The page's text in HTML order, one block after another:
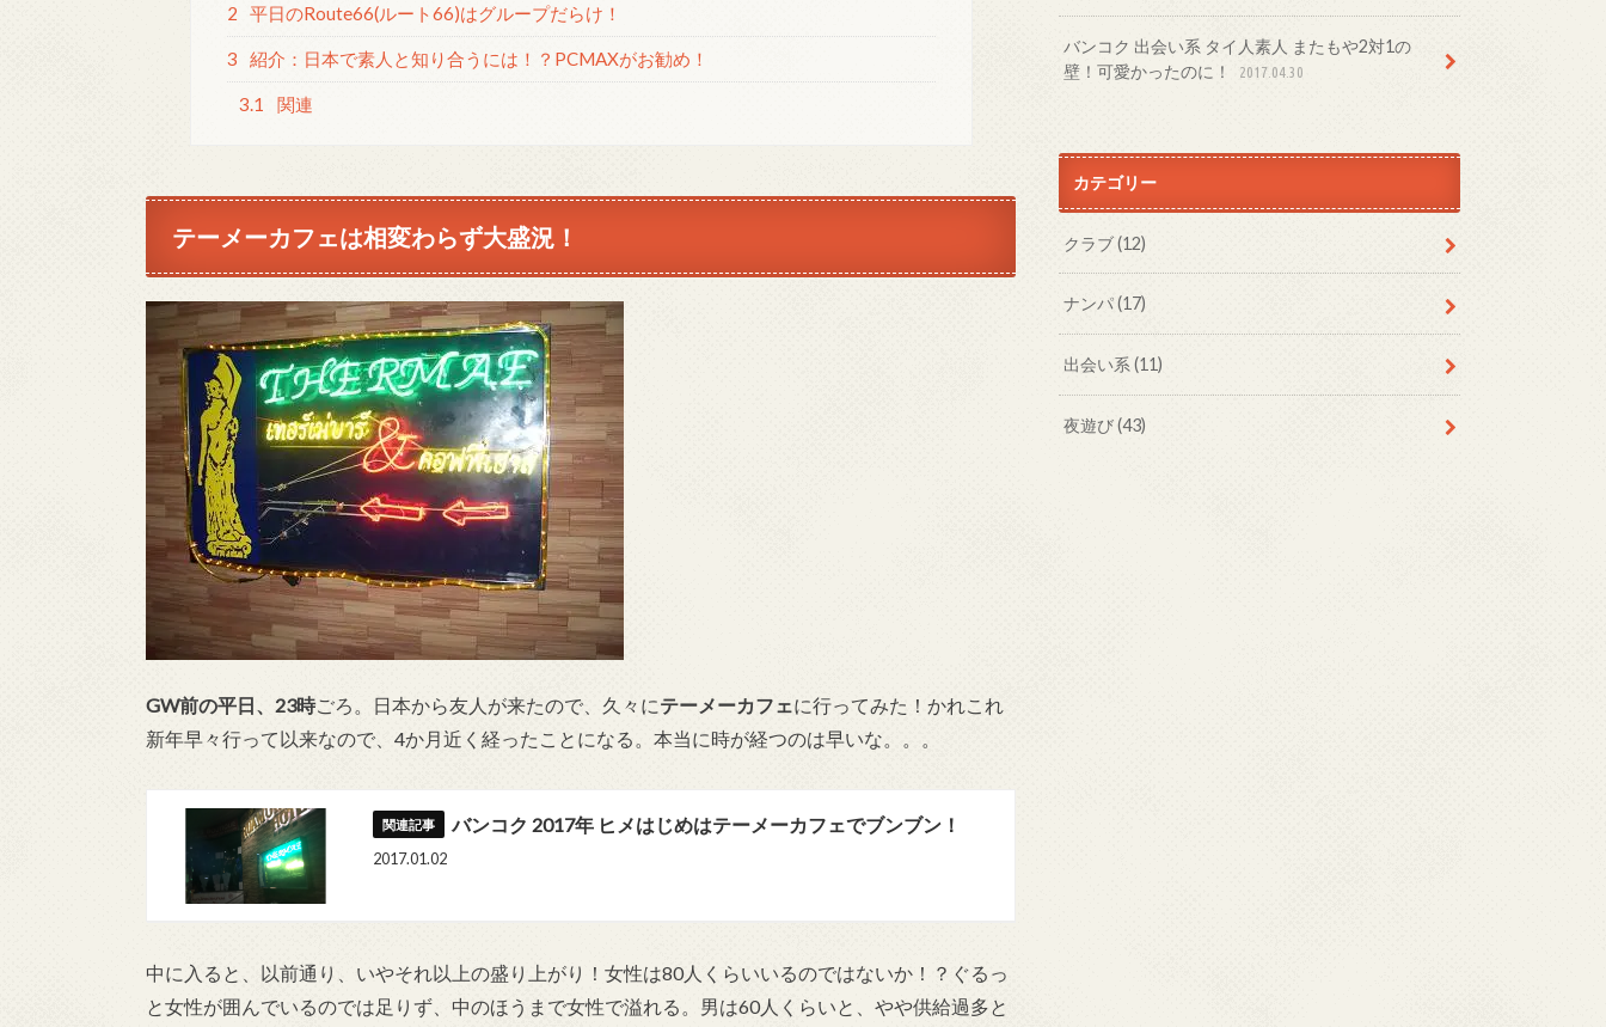
2 平日のRoute66(ルート66)はグループだらけ！
3 紹介：日本で素人と知り合うには！？PCMAXがお勧め！
3.1 関連
テーメーカフェは相変わらず大盛況！
GW前の平日、23時ごろ。日本から友人が来たので、久々にテーメーカフェに行ってみた！かれこれ
新年早々行って以来なので、4か月近く経ったことになる。本当に時が経つのは早いな。。。
バンコク 2017年 ヒメはじめはテーメーカフェでブンブン！
2017.01.02
中に入ると、以前通り、いやそれ以上の盛り上がり！女性は80人くらいいるのではないか！？ぐるっ
と女性が囲んでいるのでは足りず、中のほうまで女性で溢れる。男は60人くらいと、やや供給過多と
バンコク 出会い系 タイ人素人 またもや2対1の
壁！可愛かったのに！
2017.04.30
カテゴリー
クラブ(12)
ナンパ(17)
出会い系(11)
夜遊び(43)